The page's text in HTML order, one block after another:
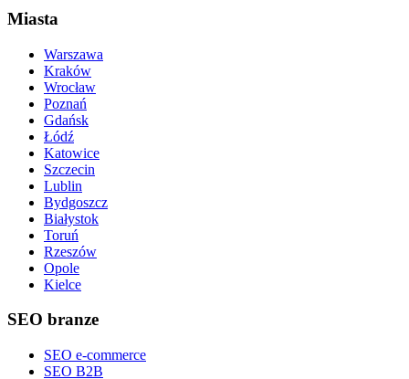
Miasta
Warszawa
Kraków
Wrocław
Poznań
Gdańsk
Łódź
Katowice
Szczecin
Lublin
Bydgoszcz
Białystok
Toruń
Rzeszów
Opole
Kielce
SEO branze
SEO e-commerce
SEO B2B